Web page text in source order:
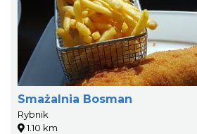
Smażalnia Bosman
Rybnik
1.10 km